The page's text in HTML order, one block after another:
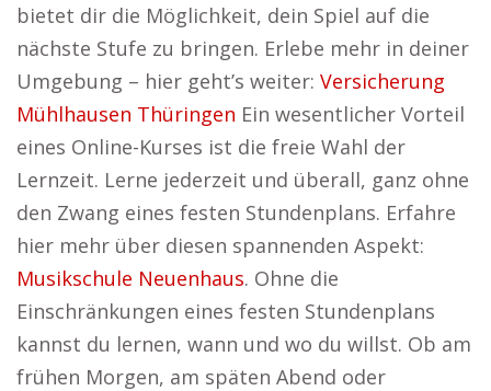
bietet dir die Möglichkeit, dein Spiel auf die
nächste Stufe zu bringen. Erlebe mehr in deiner
Umgebung – hier geht’s weiter: Versicherung
Mühlhausen Thüringen Ein wesentlicher Vorteil
eines Online-Kurses ist die freie Wahl der
Lernzeit. Lerne jederzeit und überall, ganz ohne
den Zwang eines festen Stundenplans. Erfahre
hier mehr über diesen spannenden Aspekt:
Musikschule Neuenhaus. Ohne die
Einschränkungen eines festen Stundenplans
kannst du lernen, wann und wo du willst. Ob am
frühen Morgen, am späten Abend oder